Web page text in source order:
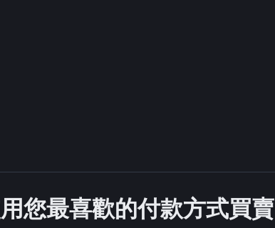
您最喜歡的付款方式買賣